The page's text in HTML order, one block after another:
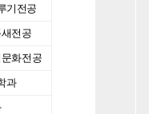
기전공
전공
화전공
과